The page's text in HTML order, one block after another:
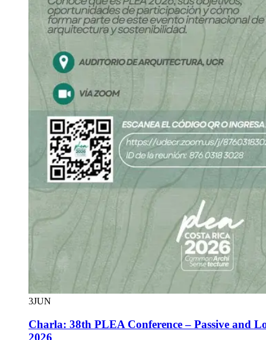
3JUN
Charla: 38th PLEA Conference – Passive and
2026